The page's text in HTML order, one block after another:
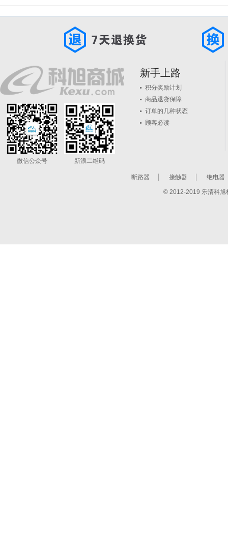
微信公众号 新浪二维码
新手上路
积分奖励计划
商品退货保障
订单的几种状态
顾客必读
断路器 接触器 继电器
© 2012-2019 乐清科旭